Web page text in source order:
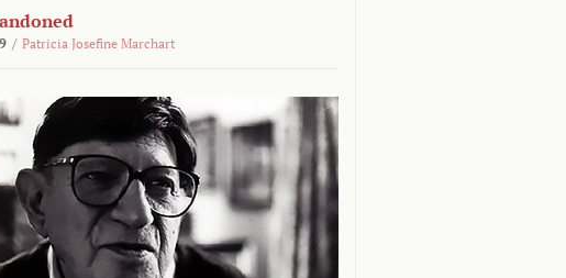
/ Patricia Josefine Marchart